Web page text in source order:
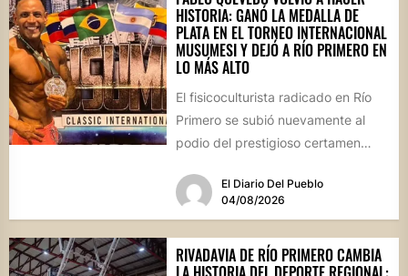
HISTORIA: GANÓ LA MEDALLA DE
PLATA EN EL TORNEO INTERNACIONAL
MUSUMESI Y DEJÓ A RÍO PRIMERO EN
LO MÁS ALTO
El fisicoculturista radicado en Río
Primero se subió nuevamente al
podio del prestigioso certamen
este fin de...El Diario Del Pueblo
04/08/2026
RIVADAVIA DE RÍO PRIMERO CAMBIA